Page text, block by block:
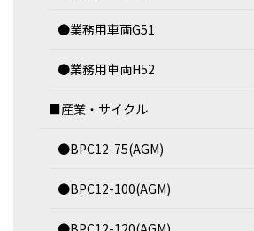
●業務用車両G51
●業務用車両H52
■産業・サイクル
●BPC12-75(AGM)
●BPC12-100(AGM)